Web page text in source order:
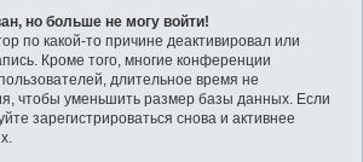
но больше не могу войти!
по какой-то причине деактивировал или
Кроме того, многие конференции
длительное время не
чтобы уменьшить размер базы данных. Если
зарегистрироваться снова и активнее